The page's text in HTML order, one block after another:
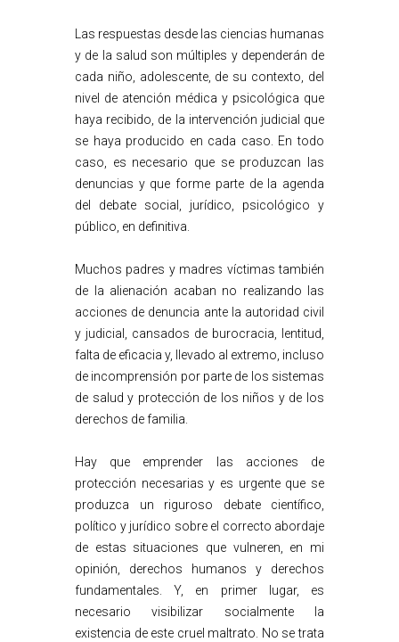
Las respuestas desde las ciencias humanas
y de la salud son múltiples y dependerán de
cada niño, adolescente, de su contexto, del
nivel de atención médica y psicológica que
haya recibido, de la intervención judicial que
se haya producido en cada caso. En todo
caso, es necesario que se produzcan las
denuncias y que forme parte de la agenda
del debate social, jurídico, psicológico y
público, en definitiva.
Muchos padres y madres víctimas también
de la alienación acaban no realizando las
acciones de denuncia ante la autoridad civil
y judicial, cansados de burocracia, lentitud,
falta de eficacia y, llevado al extremo, incluso
de incomprensión por parte de los sistemas
de salud y protección de los niños y de los
derechos de familia.
Hay que emprender las acciones de
protección necesarias y es urgente que se
produzca un riguroso debate científico,
político y jurídico sobre el correcto abordaje
de estas situaciones que vulneren, en mi
opinión, derechos humanos y derechos
fundamentales. Y, en primer lugar, es
necesario visibilizar socialmente la
existencia de este cruel maltrato. No se trata